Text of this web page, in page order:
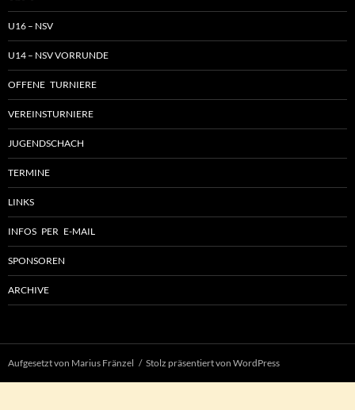
U16 – NSV
U14 – NSV VORRUNDE
OFFENE TURNIERE
VEREINSTURNIERE
JUGENDSCHACH
TERMINE
LINKS
INFOS PER E-MAIL
SPONSOREN
ARCHIVE
Aufgesetzt von Marius Fränzel Stolz präsentiert von WordPress